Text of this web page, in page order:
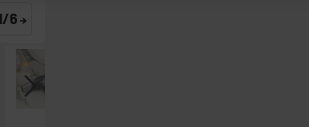
6